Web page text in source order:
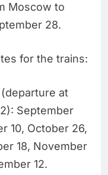
Moscow to
28.
for the trains:
(departure at
September
10, October 26,
18, November
12.